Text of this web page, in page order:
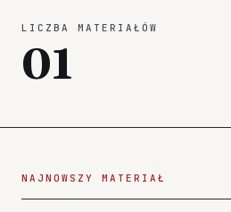
LICZBA MATERIAŁÓW
01
NAJNOWSZY MATERIAŁ